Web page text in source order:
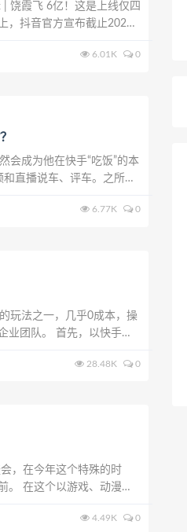
饶霞飞 6亿！这是上线仅四
，抖音官方宣布截止2020
6.01K 0
会成为他在快手“吃饭”的本
直播说车、评车。之所以
6.77K 0
玩法之一，几乎0成本，操
业团队。 首先，以快手为
28.48K 0
，在今年这个特殊的时
。 在这个以游戏、动漫、
4.49K 0